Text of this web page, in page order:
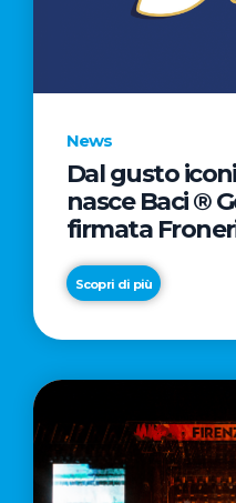
News
Dal gusto
nasce Baci ®
firmata
Scopri di più